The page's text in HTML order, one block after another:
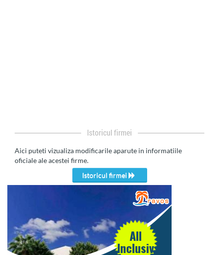
Istoricul firmei
Aici puteti vizualiza modificarile aparute in informatiile
oficiale ale acestei firme.
Istoricul firmei